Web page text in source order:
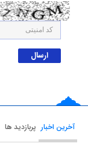
آخرین اخبار پربازدید ها